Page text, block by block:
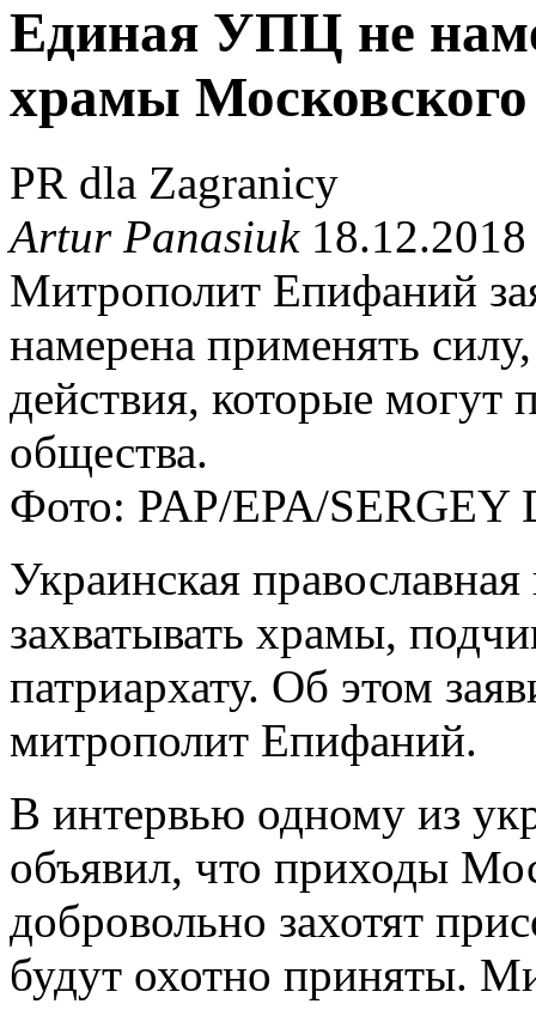
Единая УПЦ не
храмы Московского
PR dla Zagranicy
Artur Panasiuk18.12.2018
Митрополит Епифаний
намерена применять
действия, которые могут
общества.
Фото: PAP/EPA/
Украинская
захватывать храмы,
патриархату. Об этом
митрополит Епифаний.
В интервью одному из
объявил, что приходы
добровольно захотят
будут охотно приняты.